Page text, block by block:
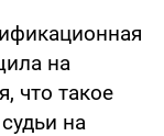
на
что такое
на